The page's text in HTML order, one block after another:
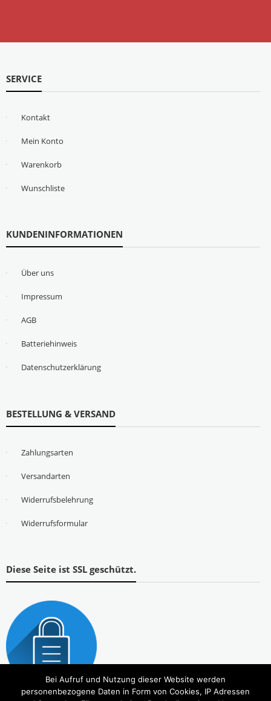
SERVICE
Kontakt
Mein Konto
Warenkorb
Wunschliste
KUNDENINFORMATIONEN
Über uns
Impressum
AGB
Batteriehinweis
Datenschutzerklärung
BESTELLUNG & VERSAND
Zahlungsarten
Versandarten
Widerrufsbelehrung
Widerrufsformular
Diese Seite ist SSL geschützt.
Bei Aufruf und Nutzung dieser Website werden
personenbezogene Daten in Form von Cookies, IP Adressen